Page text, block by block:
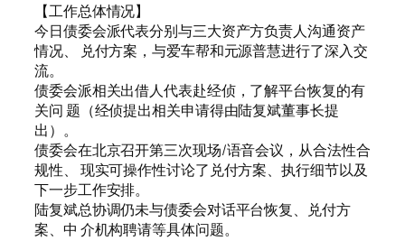
【工作总体情况】
今日债委会派代表分别与三大资产方负责人沟通资产
情况、 兑付方案，与爱车帮和元源普慧进行了深入交
流。
债委会派相关出借人代表赴经侦，了解平台恢复的有
关问 题（经侦提出相关申请得由陆复斌董事长提
出）。
债委会在北京召开第三次现场/语音会议，从合法性合
规性、 现实可操作性讨论了兑付方案、执行细节以及
下一步工作安排。
陆复斌总协调仍未与债委会对话平台恢复、兑付方
案、中 介机构聘请等具体问题。